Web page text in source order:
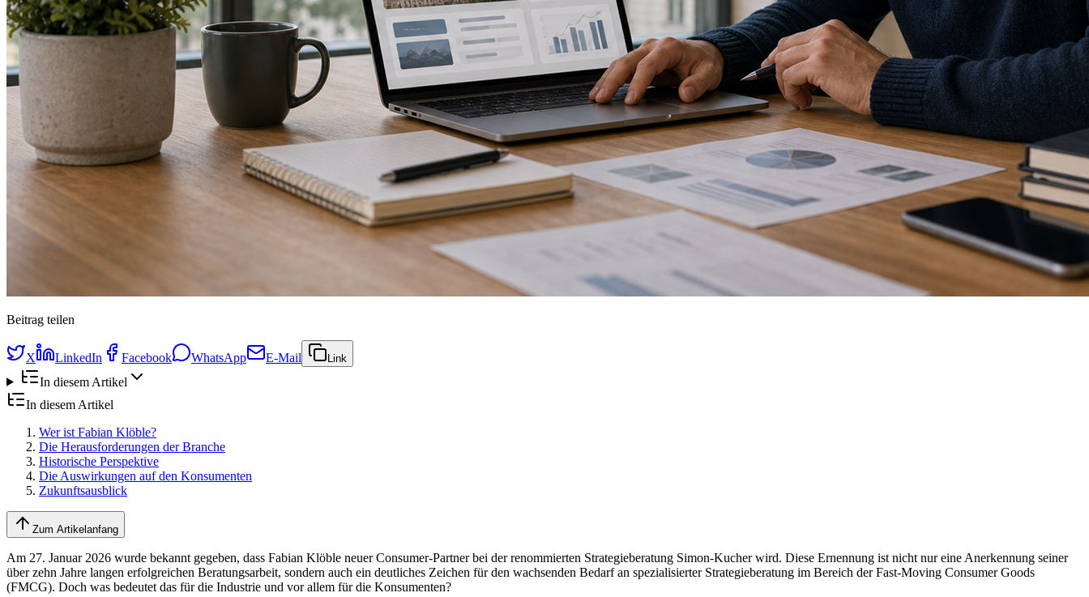
Beitrag teilen
X LinkedIn Facebook WhatsApp E-Mail Link
In diesem Artikel
In diesem Artikel
Wer ist Fabian Klöble?
Die Herausforderungen der Branche
Historische Perspektive
Die Auswirkungen auf den Konsumenten
Zukunftsausblick
Zum Artikelanfang
Am 27. Januar 2026 wurde bekannt gegeben, dass Fabian Klöble neuer Consumer-Partner bei der renommierten Strategieberatung Simon-Kucher wird. Diese Ernennung ist nicht nur eine Anerkennung seiner
über zehn Jahre langen erfolgreichen Beratungsarbeit, sondern auch ein deutliches Zeichen für den wachsenden Bedarf an spezialisierter Strategieberatung im Bereich der Fast-Moving Consumer Goods
(FMCG). Doch was bedeutet das für die Industrie und vor allem für die Konsumenten?